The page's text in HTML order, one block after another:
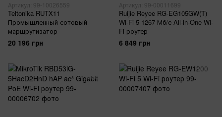
Артикул: 99-10026559
Teltonika RUTX11
Промышленный сотовый
маршрутизатор
20 196 грн
Артикул: 99-00011699
Ruijie Reyee RG-EG105GW(T)
Wi-Fi 5 1267 Мб/с All-in-One Wi-
Fi роутер
6 849 грн